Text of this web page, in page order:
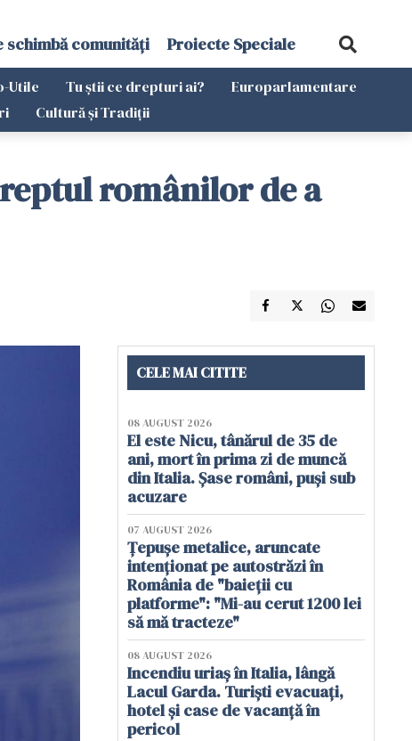
schimbă comunități Proiecte Speciale
Utile Tu știi ce drepturi ai?
Europarlamentare
Cultură și Tradiții
românilor de a
CELE MAI CITITE
08 AUGUST 2026
El este Nicu, tânărul de 35 de
ani, mort în prima zi de muncă
din Italia. Șase români, puși sub
acuzare
07 AUGUST 2026
Țepușe metalice, aruncate
intenționat pe autostrăzi în
România de "baieții cu
platforme": "Mi-au cerut 1200 lei
să mă tracteze"
08 AUGUST 2026
Incendiu uriaș în Italia, lângă
Lacul Garda. Turiști evacuați,
hotel și case de vacanță în
pericol